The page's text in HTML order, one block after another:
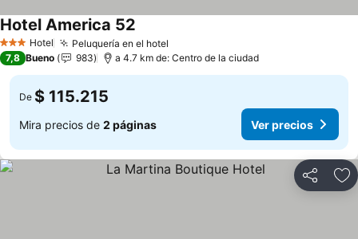
3 Estrellas
Hotel Peluquería en el hotel
Hotel America 52
7,8 Bueno 983 a 4.7 km de: Centro de la ciudad
De $ 115.215
Mira precios de 2 páginas Ver precios
Compartir